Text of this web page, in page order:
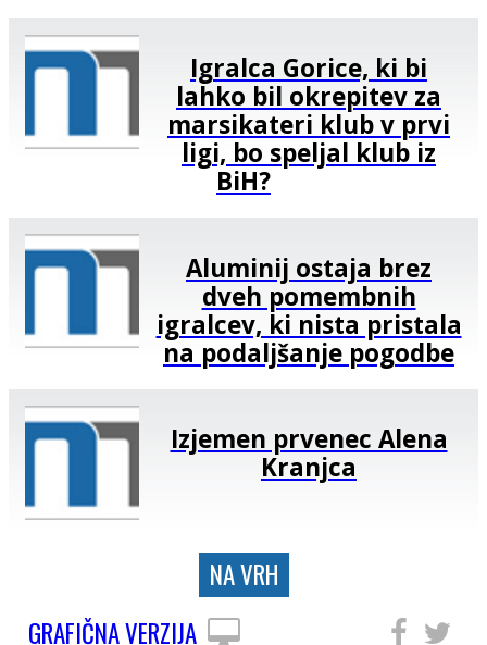
Igralca Gorice, ki bi
lahko bil okrepitev za
marsikateri klub v prvi
ligi, bo speljal klub iz
BiH?
Aluminij ostaja brez
dveh pomembnih
igralcev, ki nista pristala
na podaljšanje pogodbe
Izjemen prvenec Alena
Kranjca
NA VRH
GRAFIČNA VERZIJA